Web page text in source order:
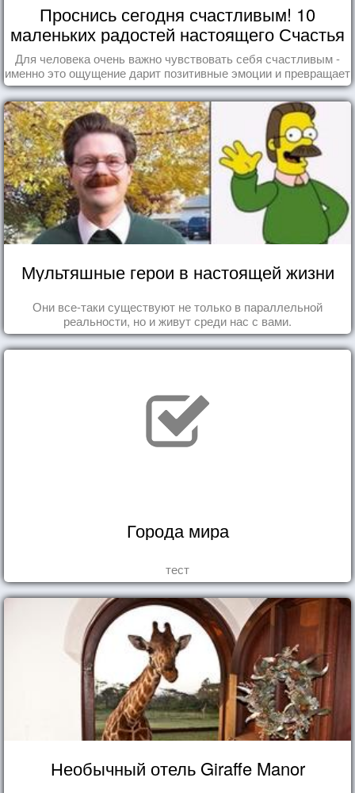
Проснись сегодня счастливым! 10
маленьких радостей настоящего Счастья
Для человека очень важно чувствовать себя счастливым -
именно это ощущение дарит позитивные эмоции и превращает
каждый день в маленький праздник.
Мультяшные герои в настоящей жизни
Они все-таки существуют не только в параллельной
реальности, но и живут среди нас с вами.
Города мира
тест
Необычный отель Giraffe Manor